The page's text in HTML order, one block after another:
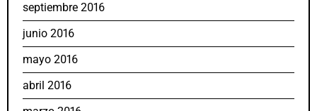
septiembre 2016
junio 2016
mayo 2016
abril 2016